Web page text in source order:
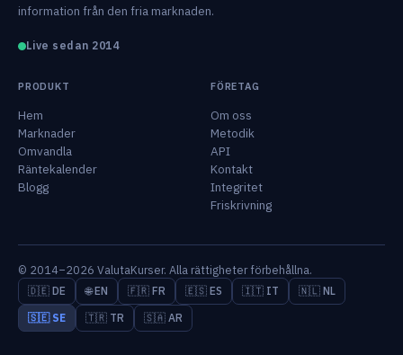
information från den fria marknaden.
Live sedan 2014
PRODUKT
Hem
Marknader
Omvandla
Räntekalender
Blogg
FÖRETAG
Om oss
Metodik
API
Kontakt
Integritet
Friskrivning
© 2014–2026 ValutaKurser. Alla rättigheter förbehållna.
🇩🇪 DE 🌐 EN 🇫🇷 FR 🇪🇸 ES 🇮🇹 IT
🇳🇱 NL
🇸🇪 SE
🇹🇷 TR 🇸🇦 AR